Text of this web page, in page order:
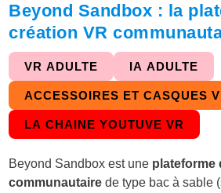
Beyond Sandbox : la
création VR
VR ADULTE IA ADULTE
ACCESSOIRES ET CASQUES
LA CHAINE YOUTUVE VR
Beyond Sandbox est une plateforme
communautaire de type bac à sable